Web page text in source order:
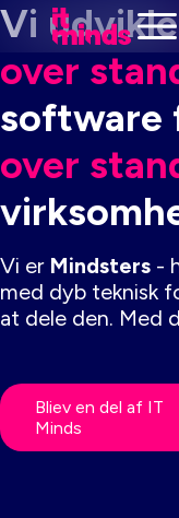
Vi
over
software
over
Vi er Mindsters -
med dyb teknisk
at dele den. Med
Bliev en del af IT
Minds